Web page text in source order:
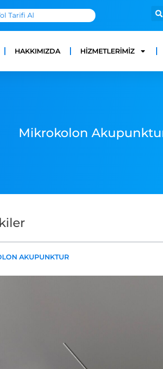
Tarifi Al
HAKKIMIZDA HIZMETLERIMIZ
Mikrokolon
AKUPUNKTUR